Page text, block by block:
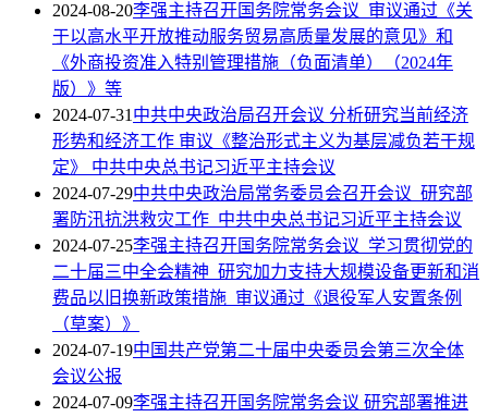
2024-08-20李强主持召开国务院常务会议 审议通过《关
于以高水平开放推动服务贸易高质量发展的意见》和
《外商投资准入特别管理措施（负面清单）（2024年
版）》等
2024-07-31中共中央政治局召开会议 分析研究当前经济
形势和经济工作 审议《整治形式主义为基层减负若干规
定》 中共中央总书记习近平主持会议
2024-07-29中共中央政治局常务委员会召开会议 研究部
署防汛抗洪救灾工作 中共中央总书记习近平主持会议
2024-07-25李强主持召开国务院常务会议 学习贯彻党的
二十届三中全会精神 研究加力支持大规模设备更新和消
费品以旧换新政策措施 审议通过《退役军人安置条例
（草案）》
2024-07-19中国共产党第二十届中央委员会第三次全体
会议公报
2024-07-09李强主持召开国务院常务会议 研究部署推进